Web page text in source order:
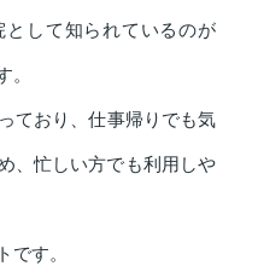
として知られているのが
。
ており、仕事帰りでも気
、忙しい方でも利用しや
です。